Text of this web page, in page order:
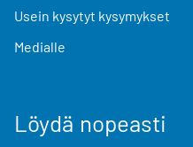
Usein kysytyt kysymykset
Medialle
Löydä nopeasti